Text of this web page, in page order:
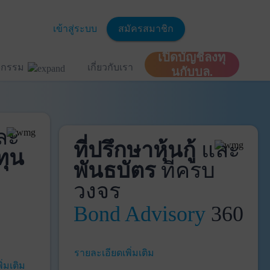
เข้าสู่ระบบ สมัครสมาชิก
รรม เกี่ยวกับเรา
เปิดบัญชีลงทุ
นกับบล.
ะ
น
มเติม
ที่ปรึกษาหุ้นกู้ และ
พันธบัตรที่ครบ
วงจร
Bond Advisory360
รายละเอียดเพิ่มเติม